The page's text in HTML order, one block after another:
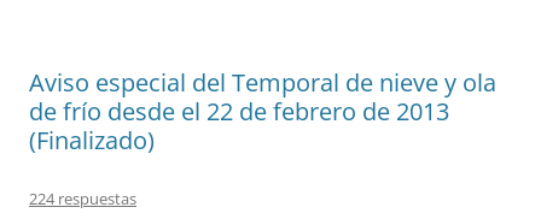
Aviso especial del Temporal de nieve y ola
de frío desde el 22 de febrero de 2013
(Finalizado)
224 respuestas